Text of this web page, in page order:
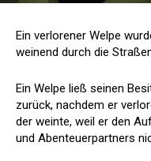
Ein verlorener Welpe
weinend durch die
Ein Welpe ließ seinen
zurück, nachdem er
der weinte, weil er den
und Abenteuerpartners